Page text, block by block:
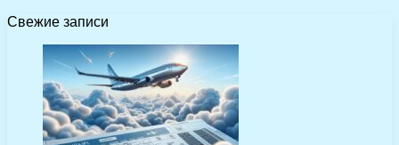
Свежие записи